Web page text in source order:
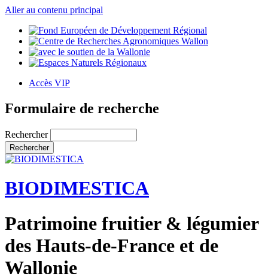
Aller au contenu principal
Accès VIP
Formulaire de recherche
Rechercher
BIODIMESTICA
Patrimoine fruitier & légumier
des Hauts-de-France et de
Wallonie